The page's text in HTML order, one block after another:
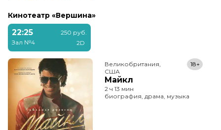
Кинотеатр «Вершина»
22:25
Зал №4
250 руб.
2D
Великобритания,
США
Майкл
18+
2 ч 13 мин
биография, драма, музыка